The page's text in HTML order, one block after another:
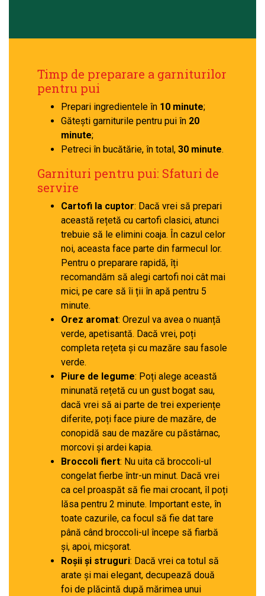
Timp de preparare a garniturilor
pentru pui
Prepari ingredientele în 10 minute;
Gătești garniturile pentru pui în 20
minute;
Petreci în bucătărie, în total, 30 minute.
Garnituri pentru pui: Sfaturi de
servire
Cartofi la cuptor: Dacă vrei să prepari
această rețetă cu cartofi clasici, atunci
trebuie să le elimini coaja. În cazul celor
noi, aceasta face parte din farmecul lor.
Pentru o preparare rapidă, îți
recomandăm să alegi cartofi noi cât mai
mici, pe care să îi ții în apă pentru 5
minute.
Orez aromat: Orezul va avea o nuanță
verde, apetisantă. Dacă vrei, poți
completa rețeta și cu mazăre sau fasole
verde.
Piure de legume: Poți alege această
minunată rețetă cu un gust bogat sau,
dacă vrei să ai parte de trei experiențe
diferite, poți face piure de mazăre, de
conopidă sau de mazăre cu păstârnac,
morcovi și ardei kapia.
Broccoli fiert: Nu uita că broccoli-ul
congelat fierbe într-un minut. Dacă vrei
ca cel proaspăt să fie mai crocant, îl poți
lăsa pentru 2 minute. Important este, în
toate cazurile, ca focul să fie dat tare
până când broccoli-ul începe să fiarbă
și, apoi, micșorat.
Roșii și struguri: Dacă vrei ca totul să
arate și mai elegant, decupează două
foi de plăcintă după mărimea unui